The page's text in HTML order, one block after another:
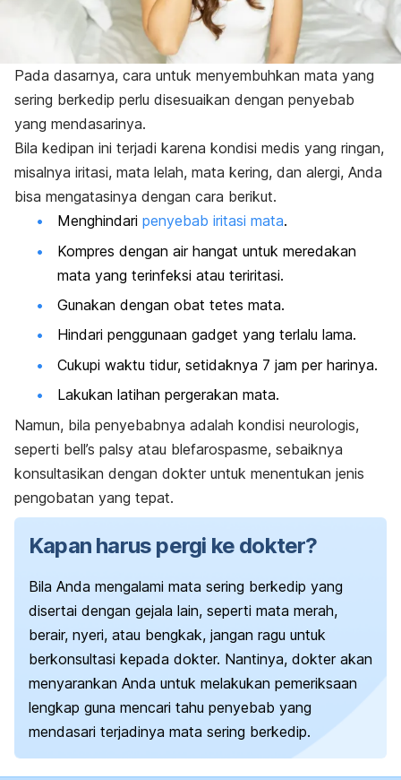
Pada dasarnya, cara untuk menyembuhkan mata yang
sering berkedip perlu disesuaikan dengan penyebab
yang mendasarinya.
Bila kedipan ini terjadi karena kondisi medis yang ringan,
misalnya iritasi, mata lelah, mata kering, dan alergi, Anda
bisa mengatasinya dengan cara berikut.
Menghindari penyebab iritasi mata.
Kompres dengan air hangat untuk meredakan
mata yang terinfeksi atau teriritasi.
Gunakan dengan obat tetes mata.
Hindari penggunaan gadget yang terlalu lama.
Cukupi waktu tidur, setidaknya 7 jam per harinya.
Lakukan latihan pergerakan mata.
Namun, bila penyebabnya adalah kondisi neurologis,
seperti bell’s palsy atau blefarospasme, sebaiknya
konsultasikan dengan dokter untuk menentukan jenis
pengobatan yang tepat.
Kapan harus pergi ke dokter?
Bila Anda mengalami mata sering berkedip yang
disertai dengan gejala lain, seperti mata merah,
berair, nyeri, atau bengkak, jangan ragu untuk
berkonsultasi kepada dokter. Nantinya, dokter akan
menyarankan Anda untuk melakukan pemeriksaan
lengkap guna mencari tahu penyebab yang
mendasari terjadinya mata sering berkedip.